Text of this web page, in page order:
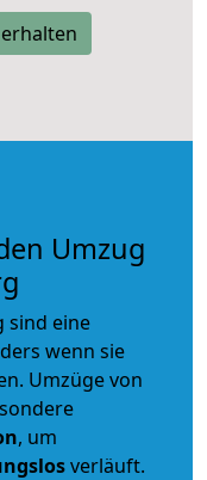
Umzug
sind eine
wenn sie
Umzüge von
, um
verläuft.